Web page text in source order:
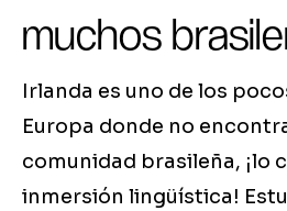
muchos
Irlanda es uno de los
Europa donde no
comunidad brasileña, ¡lo
inmersión lingüística!